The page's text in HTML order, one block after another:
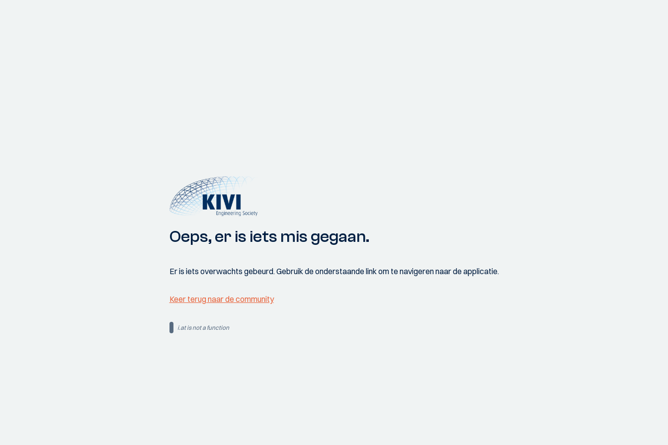
Oeps, er is iets mis gegaan.
Er is iets overwachts gebeurd. Gebruik de onderstaande link om te navigeren naar de applicatie.
Keer terug naar de community
i.at is not a function